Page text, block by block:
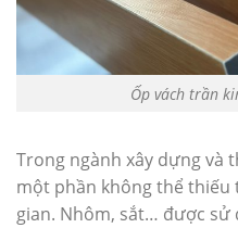
Ốp vách trần
Trong ngành xây dựng và
một phần không thể thiếu
gian. Nhôm, sắt… được sử